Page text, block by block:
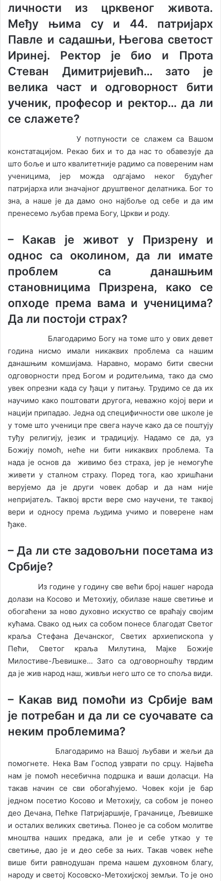
личности из црквеног живота.
Међу њима су и 44. патријарх
Павле и садашњи, Његова светост
Иринеј. Ректор је био и Прота
Стеван Димитријевић… зато је
велика част и одговорност бити
ученик, професор и ректор… да ли
се слажете?
У потпуности се слажем са Вашом
констатацијом. Рекао бих и то да нас то обавезује да
што боље и што квалитетније радимо са повереним нам
ученицима, јер можда одгајамо неког будућег
патријарха или значајног друштвеног делатника. Бог то
зна, а наше је да дамо оно најбоље од себе и да им
пренесемо љубав према Богу, Цркви и роду.
– Какав је живот у Призрену и
однос са околином, да ли имате
проблем са данашњим
становницима Призрена, како се
опходе према вама и ученицима?
Да ли постоји страх?
Благодаримо Богу на томе што у ових девет
година нисмо имали никаквих проблема са нашим
данашњим комшијама. Наравно, морамо бити свесни
одговорности пред Богом и родитељима, тако да смо
увек опрезни када су ђаци у питању. Трудимо се да их
научимо како поштовати другога, неважно којој вери и
нацији припадао. Једна од специфичности ове школе је
у томе што ученици пре свега науче како да се поштују
туђу религију, језик и традицију. Надамо се да, уз
Божију помоћ, неће ни бити никаквих проблема. Та
нада је основ да живимо без страха, јер је немогуће
живети у сталном страху. Поред тога, као хришћани
верујемо да је други човек добар и да нам није
непријатељ. Таквој врсти вере смо научени, те таквој
вери и односу према људима учимо и поверене нам
ђаке.
–Да ли сте задовољни посетама из
Србије?
Из године у годину све већи број нашег народа
долази на Косово и Метохију, обилазе наше светиње и
обогаћени за ново духовно искуство се враћају својим
кућама. Свако од њих са собом понесе благодат Светог
краља Стефана Дечанског, Светих архиепископа у
Пећи, Светог краља Милутина, Мајке Божије
Милостиве-Љевишке… Зато са одговорношћу тврдим
да је жив народ наш, живљи него што се то споља види.
– Какав вид помоћи из Србије вам
је потребан и да ли се суочавате са
неким проблемима?
Благодаримо на Вашој љубави и жељи да
помогнете. Нека Вам Господ узврати по срцу. Највећа
нам је помоћ несебична подршка и ваши доласци. На
такав начин се сви обогаћујемо. Човек који је бар
једном посетио Косово и Метохију, са собом је понео
део Дечана, Пећке Патријаршије, Грачанице, Љевишке
и осталих великих светиња. Понео је са собом молитве
мноштва наших предака, али је и себе уткао у те
светиње, дао је и део себе за њих. Такав човек неће
више бити равнодушан према нашем духовном благу,
народу и светој Косовско-Метохијској земљи. То је оно